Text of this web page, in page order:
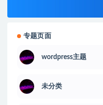
专题页面
wordpress主题
未分类